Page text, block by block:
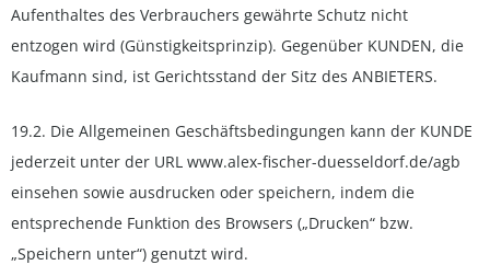
Aufenthaltes des Verbrauchers gewährte Schutz nicht
entzogen wird (Günstigkeitsprinzip). Gegenüber KUNDEN, die
Kaufmann sind, ist Gerichtsstand der Sitz des ANBIETERS.
19.2. Die Allgemeinen Geschäftsbedingungen kann der KUNDE
jederzeit unter der URL www.alex-fischer-duesseldorf.de/agb
einsehen sowie ausdrucken oder speichern, indem die
entsprechende Funktion des Browsers („Drucken“ bzw.
„Speichern unter“) genutzt wird.